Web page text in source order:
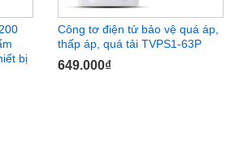
bị
Công tơ điện tử bảo vệ quá áp,
thấp áp, quá tải TVPS1-63P
649.000₫